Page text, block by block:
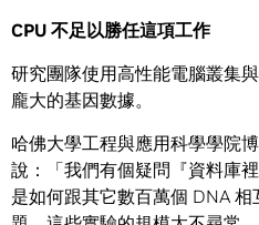
CPU 不足以勝任這項工作
研究團隊使用高性能電腦叢集
龐大的基因數據。
哈佛大學工程與應用科學學院
說：「我們有個疑問『資料庫
是如何跟其它數百萬個 DNA